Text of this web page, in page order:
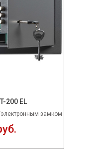
200 EL
замком